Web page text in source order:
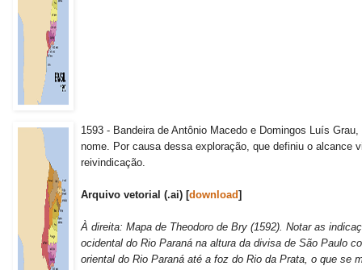
1593 - Bandeira de Antônio Macedo e Domingos Luís
nome. Por causa dessa exploração, que definiu o alcance
reivindicação.
Arquivo vetorial (.ai) [download]
À direita: Mapa de Theodoro de Bry (1592). Notar as
ocidental do Rio Paraná na altura da divisa de São Paulo
oriental do Rio Paraná até a foz do Rio da Prata, o que se